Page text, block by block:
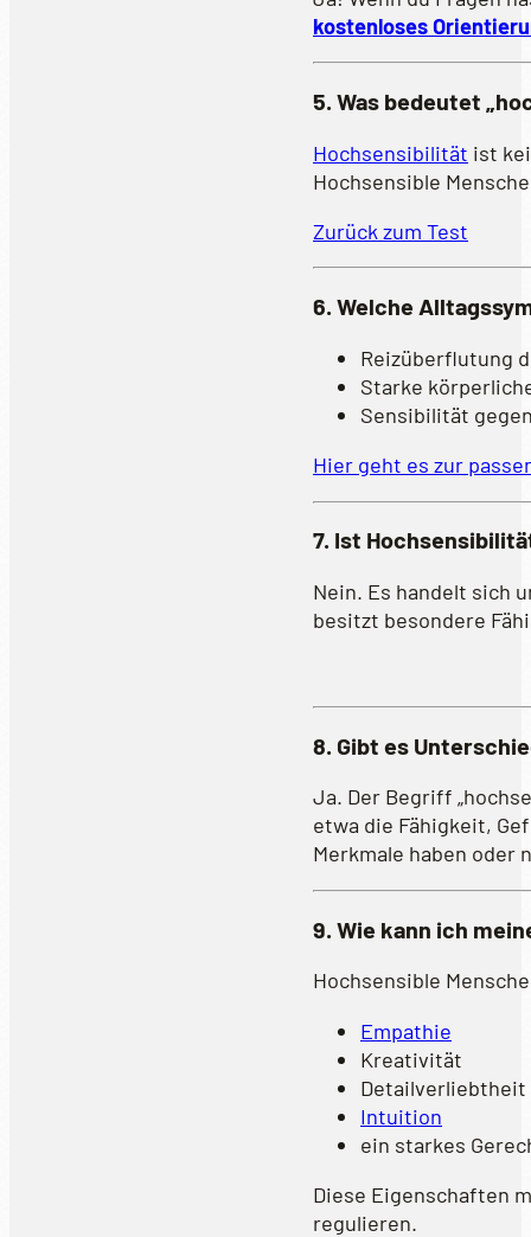
kostenloses
5. Was bedeutet
Hochsensibilität ist
Hochsensible
Zurück zum Test
6. Welche
Reizüberflutung
Starke
Sensibilität
Hier geht es zur
7. Ist
Nein. Es handelt sich
besitzt besondere
8. Gibt es
Ja. Der Begriff
etwa die Fähigkeit,
Merkmale haben oder
9. Wie kann ich
Hochsensible
Empathie
Kreativität
Detailverliebtheit
Intuition
ein starkes
Diese Eigenschaften
regulieren.